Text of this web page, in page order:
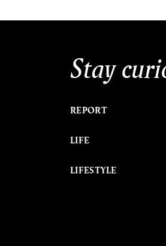
Stay
REPORT
LIFE
LIFESTYLE